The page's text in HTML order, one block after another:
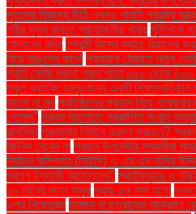
পুতুলের বিরুদ্ধে চিঠি এখনও পায়নি পররাষ্ট্র
শরীর সুস্থ রাখতে প্রয়োজনীয় খাবার পুলিশকে
ফেললেন রদ্রি পেনাল্টি মিসের ম্যাচে রিয়ালের জয়
বিয়ে ভাঙলেন কনে! প্রতারণা ঠেকাতে নতুন
প্রতি কেজি শুকনা শজন পাতা ৩৫০ থেকে ৪০০
স্কুল ব্যাংকিং চালুর জন্য একটি শিক্ষাপ্রতিষ্ঠান
ভালো না মন্দ প্রতিষ্ঠানের প্রভাব নিয়ে
পেলেন" প্রথম আলোতে প্রকাশিত সংবাদ
রাশমিকা প্রথমবার বিমানে ভ্রমণ করছেন?
জিনিস নেবেন না প্রধান উপদেষ্টার সময়সীমা
নির্বাচন কমিশনার (সিইসি) এ এম এম নাসির
প্রশ্ন ইসলামী আন্দোলনের" প্রাইমমুভার ও
১৯ লাখের মতো মানুষ প্রায় এক মাস হলো
ওপর নিষেধাজ্ঞা ফাঙ্গাস বা ছত্রাকের আক্রমণ